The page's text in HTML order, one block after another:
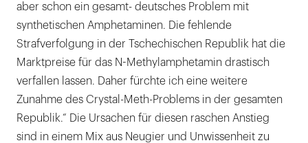
aber schon ein gesamt- deutsches Problem mit
synthetischen Amphetaminen. Die fehlende
Strafverfolgung in der Tschechischen Republik hat die
Marktpreise für das N-Methylamphetamin drastisch
verfallen lassen. Daher fürchte ich eine weitere
Zunahme des Crystal-Meth-Problems in der gesamten
Republik.“ Die Ursachen für diesen raschen Anstieg
sind in einem Mix aus Neugier und Unwissenheit zu